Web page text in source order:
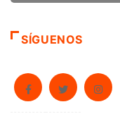
SÍGUENOS